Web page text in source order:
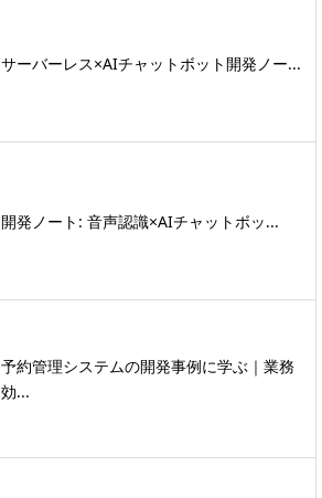
サーバーレス×AIチャットボット開発ノー...
開発ノート: 音声認識×AIチャットボッ...
予約管理システムの開発事例に学ぶ｜業務
効...